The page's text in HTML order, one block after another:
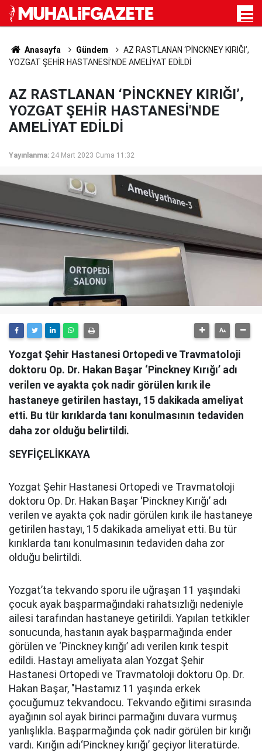
Anasayfa Gündem
AZ RASTLANAN ‘PİNCKNEY KIRIĞI’,
YOZGAT ŞEHİR HASTANESİ'NDE AMELİYAT EDİLDİ
AZ RASTLANAN ‘PİNCKNEY KIRIĞI’,
YOZGAT ŞEHİR HASTANESİ'NDE
AMELİYAT EDİLDİ
Yayınlanma: 24 Mart 2023 Cuma 11:32
Yozgat Şehir Hastanesi Ortopedi ve Travmatoloji
doktoru Op. Dr. Hakan Başar ‘Pinckney Kırığı’ adı
verilen ve ayakta çok nadir görülen kırık ile
hastaneye getirilen hastayı, 15 dakikada ameliyat
etti. Bu tür kırıklarda tanı konulmasının tedaviden
daha zor olduğu belirtildi.
SEYFİÇELİKKAYA
Yozgat Şehir Hastanesi Ortopedi ve Travmatoloji
doktoru Op. Dr. Hakan Başar ‘Pinckney Kırığı’ adı
verilen ve ayakta çok nadir görülen kırık ile hastaneye
getirilen hastayı, 15 dakikada ameliyat etti. Bu tür
kırıklarda tanı konulmasının tedaviden daha zor
olduğu belirtildi.
Yozgat’ta tekvando sporu ile uğraşan 11 yaşındaki
çocuk ayak başparmağındaki rahatsızlığı nedeniyle
ailesi tarafından hastaneye getirildi. Yapılan tetkikler
sonucunda, hastanın ayak başparmağında ender
görülen ve ‘Pinckney kırığı’ adı verilen kırık tespit
edildi. Hastayı ameliyata alan Yozgat Şehir
Hastanesi Ortopedi ve Travmatoloji doktoru Op. Dr.
Hakan Başar, "Hastamız 11 yaşında erkek
çocuğumuz tekvandocu. Tekvando eğitimi sırasında
ayağının sol ayak birinci parmağını duvara vurmuş
yanlışlıkla. Başparmağında çok nadir görülen bir kırığı
vardı. Kırığın adı‘Pinckney kırığı’ geçiyor literatürde.